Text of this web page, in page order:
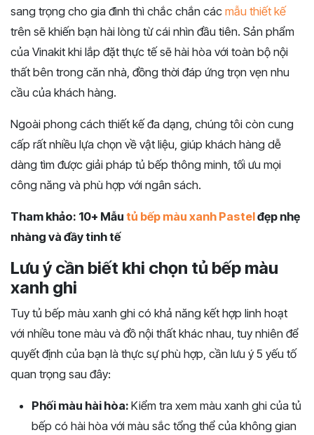
sang trọng cho gia đình thì chắc chắn các mẫu thiết kế
trên sẽ khiến bạn hài lòng từ cái nhìn đầu tiên. Sản phẩm
của Vinakit khi lắp đặt thực tế sẽ hài hòa với toàn bộ nội
thất bên trong căn nhà, đồng thời đáp ứng trọn vẹn nhu
cầu của khách hàng.
Ngoài phong cách thiết kế đa dạng, chúng tôi còn cung
cấp rất nhiều lựa chọn về vật liệu, giúp khách hàng dễ
dàng tìm được giải pháp tủ bếp thông minh, tối ưu mọi
công năng và phù hợp với ngân sách.
Tham khảo: 10+ Mẫu tủ bếp màu xanh Pastelđẹp nhẹ
nhàng và đầy tinh tế
Lưu ý cần biết khi chọn tủ bếp màu
xanh ghi
Tuy tủ bếp màu xanh ghi có khả năng kết hợp linh hoạt
với nhiều tone màu và đồ nội thất khác nhau, tuy nhiên để
quyết định của bạn là thực sự phù hợp, cần lưu ý 5 yếu tố
quan trọng sau đây:
Phối màu hài hòa: Kiểm tra xem màu xanh ghi của tủ
bếp có hài hòa với màu sắc tổng thể của không gian